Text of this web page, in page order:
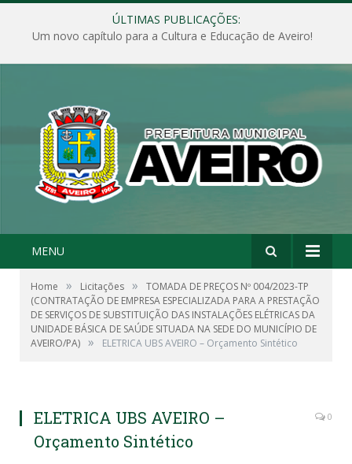
ÚLTIMAS PUBLICAÇÕES:
Um novo capítulo para a Cultura e Educação de Aveiro!
MENU
Home » Licitações »
TOMADA DE PREÇOS Nº 004/2023-TP
(CONTRATAÇÃO DE EMPRESA ESPECIALIZADA PARA A PRESTAÇÃO
DE SERVIÇOS DE SUBSTITUIÇÃO DAS INSTALAÇÕES ELÉTRICAS DA
UNIDADE BÁSICA DE SAÚDE SITUADA NA SEDE DO MUNICÍPIO DE
AVEIRO/PA) » ELETRICA UBS AVEIRO – Orçamento Sintético
ELETRICA UBS AVEIRO –
Orçamento Sintético
0